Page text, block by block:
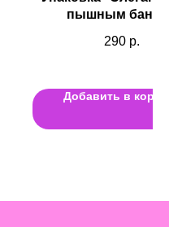
пышным
290 р.
Добавить в